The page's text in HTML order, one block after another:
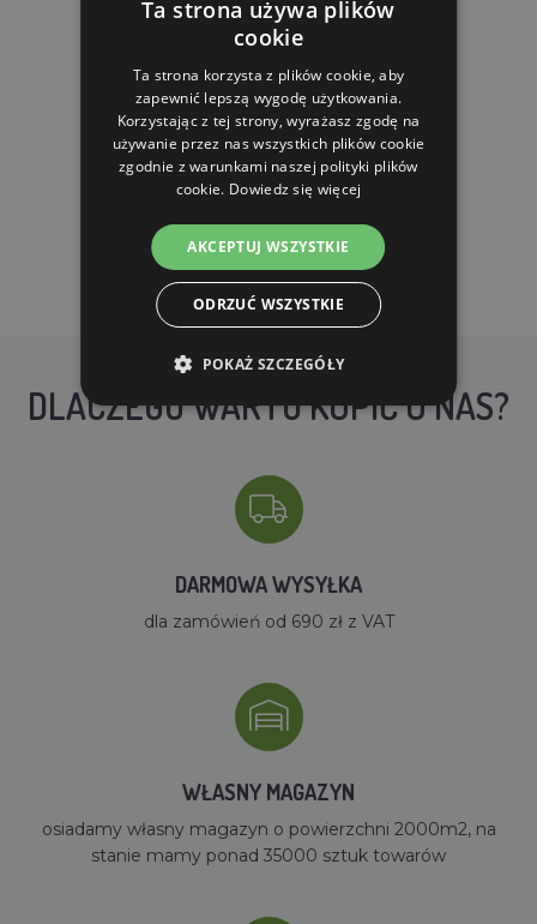
79.90 zl
76.20 zl
W MAGAZYNIE
DO KOSZYKA
DLACZEGO WARTO KUPIĆ U NAS?
DARMOWA WYSYŁKA
dla zamówień od 690 zł z VAT
WŁASNY MAGAZYN
osiadamy własny magazyn o powierzchni 2000m2, na
stanie mamy ponad 35000 sztuk towarów
Ta strona używa plików
cookie
Ta strona korzysta z plików cookie, aby
zapewnić lepszą wygodę użytkowania.
Korzystając z tej strony, wyrażasz zgodę na
używanie przez nas wszystkich plików cookie
zgodnie z warunkami naszej polityki plików
cookie. Dowiedz się więcej
AKCEPTUJ WSZYSTKIE
ODRZUĆ WSZYSTKIE
POKAŻ SZCZEGÓŁY